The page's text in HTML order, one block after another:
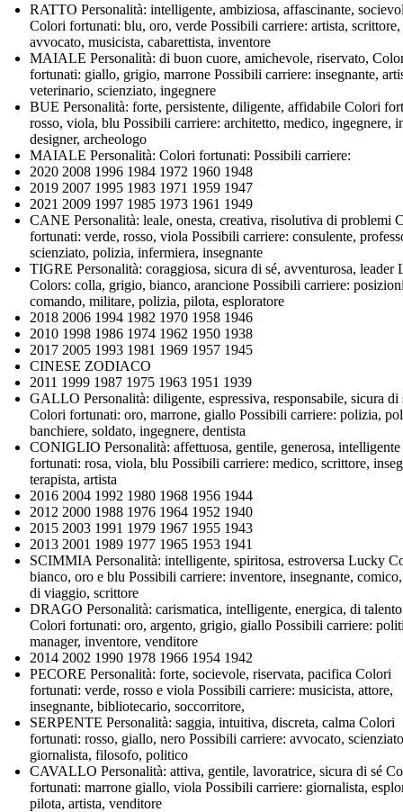
RATTO Personalità: intelligente, ambiziosa, affascinante,
Colori fortunati: blu, oro, verde Possibili carriere: artista, scrittore,
avvocato, musicista, cabarettista, inventore
MAIALE Personalità: di buon cuore, amichevole, riservato,
fortunati: giallo, grigio, marrone Possibili carriere: insegnante,
veterinario, scienziato, ingegnere
BUE Personalità: forte, persistente, diligente, affidabile Colori
rosso, viola, blu Possibili carriere: architetto, medico, ingegnere,
designer, archeologo
MAIALE Personalità: Colori fortunati: Possibili carriere:
2020 2008 1996 1984 1972 1960 1948
2019 2007 1995 1983 1971 1959 1947
2021 2009 1997 1985 1973 1961 1949
CANE Personalità: leale, onesta, creativa, risolutiva di problemi
fortunati: verde, rosso, viola Possibili carriere: consulente,
scienziato, polizia, infermiera, insegnante
TIGRE Personalità: coraggiosa, sicura di sé, avventurosa, leader
Colors: colla, grigio, bianco, arancione Possibili carriere:
comando, militare, polizia, pilota, esploratore
2018 2006 1994 1982 1970 1958 1946
2010 1998 1986 1974 1962 1950 1938
2017 2005 1993 1981 1969 1957 1945
CINESE ZODIACO
2011 1999 1987 1975 1963 1951 1939
GALLO Personalità: diligente, espressiva, responsabile, sicura di
Colori fortunati: oro, marrone, giallo Possibili carriere: polizia,
banchiere, soldato, ingegnere, dentista
CONIGLIO Personalità: affettuosa, gentile, generosa,
fortunati: rosa, viola, blu Possibili carriere: medico, scrittore,
terapista, artista
2016 2004 1992 1980 1968 1956 1944
2012 2000 1988 1976 1964 1952 1940
2015 2003 1991 1979 1967 1955 1943
2013 2001 1989 1977 1965 1953 1941
SCIMMIA Personalità: intelligente, spiritosa, estroversa Lucky
bianco, oro e blu Possibili carriere: inventore, insegnante,
di viaggio, scrittore
DRAGO Personalità: carismatica, intelligente, energica, di talento
Colori fortunati: oro, argento, grigio, giallo Possibili carriere:
manager, inventore, venditore
2014 2002 1990 1978 1966 1954 1942
PECORE Personalità: forte, socievole, riservata, pacifica Colori
fortunati: verde, rosso e viola Possibili carriere: musicista, attore,
insegnante, bibliotecario, soccorritore,
SERPENTE Personalità: saggia, intuitiva, discreta, calma Colori
fortunati: rosso, giallo, nero Possibili carriere: avvocato,
giornalista, filosofo, politico
CAVALLO Personalità: attiva, gentile, lavoratrice, sicura di sé
fortunati: marrone giallo, viola Possibili carriere: giornalista,
pilota, artista, venditore